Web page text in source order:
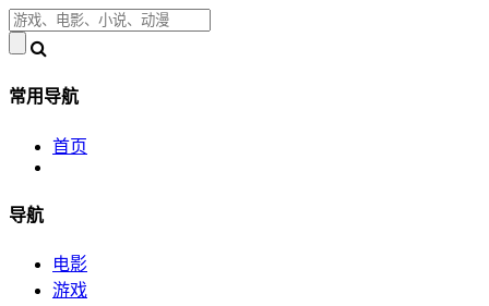
常用导航
首页
导航
电影
游戏